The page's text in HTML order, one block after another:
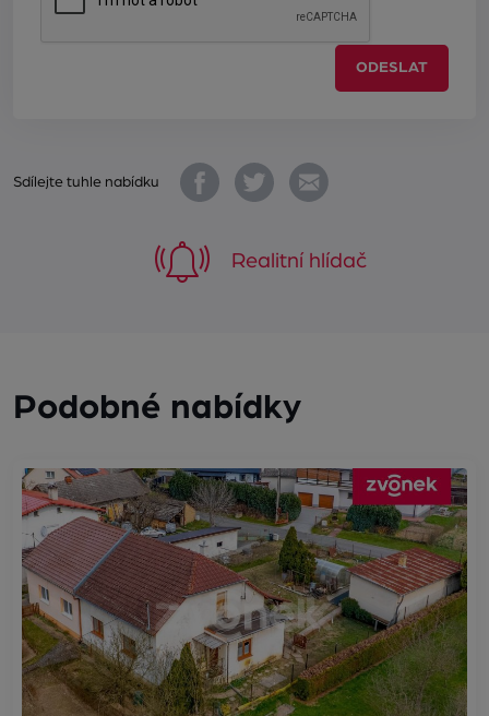
ODESLAT
Sdílejte tuhle nabídku
Realitní hlídač
Podobné nabídky